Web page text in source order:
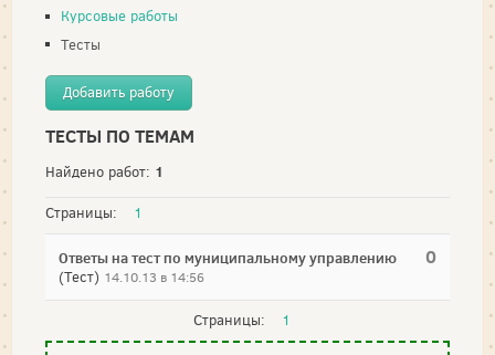
Курсовые работы
Тесты
Добавить работу
ТЕСТЫ ПО ТЕМАМ
Найдено работ: 1
Страницы: 1
0
Ответы на тест по муниципальному управлению
(Тест) 14.10.13 в 14:56
Страницы: 1